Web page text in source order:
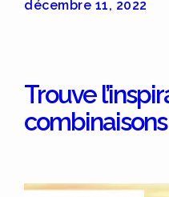
décembre 11, 2022
Trouve